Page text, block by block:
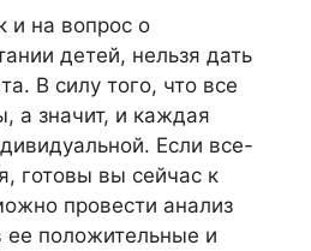
и на вопрос о
детей, нельзя дать
В силу того, что все
а значит, и каждая
Если все-
готовы вы сейчас к
провести анализ
ее положительные и